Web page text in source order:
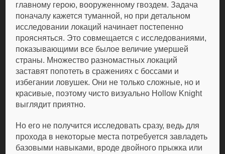
главному герою, вооруженному гвоздем. Задача
поначалу кажется туманной, но при детальном
исследовании локаций начинает постепенно
проясняться. Это совмещается с исследованиями,
показывающими все былое величие умершей
страны. Множество разномастных локаций
заставят попотеть в сражениях с боссами и
избегании ловушек. Они не только сложные, но и
красивые, поэтому чисто визуально Hollow Knight
выглядит приятно.
Но его не получится исследовать сразу, ведь для
прохода в некоторые места потребуется завладеть
базовыми навыками, вроде двойного прыжка или